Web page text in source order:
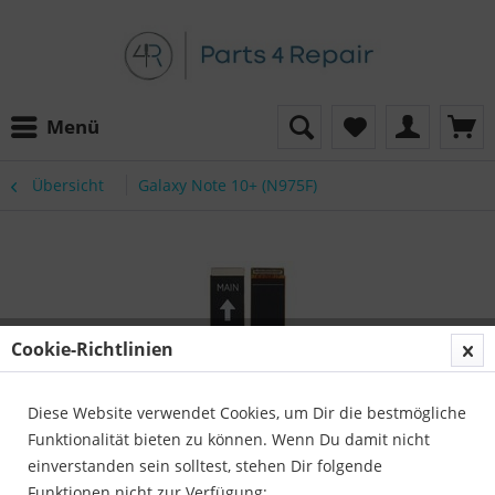
Menü
Übersicht Galaxy Note 10+ (N975F)
Cookie-Richtlinien
Diese Website verwendet Cookies, um Dir die bestmögliche
Funktionalität bieten zu können. Wenn Du damit nicht
einverstanden sein solltest, stehen Dir folgende